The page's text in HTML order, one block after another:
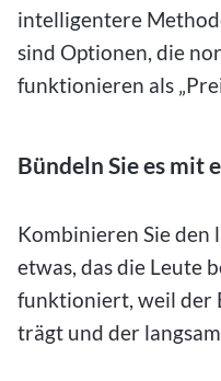
intelligentere
sind Optionen, die
funktionieren als
Bündeln Sie es mit
Kombinieren Sie den
etwas, das die Leute
funktioniert, weil der
trägt und der